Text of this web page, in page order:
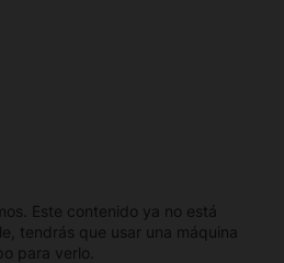
Este contenido ya no está
tendrás que usar una máquina
para verlo.